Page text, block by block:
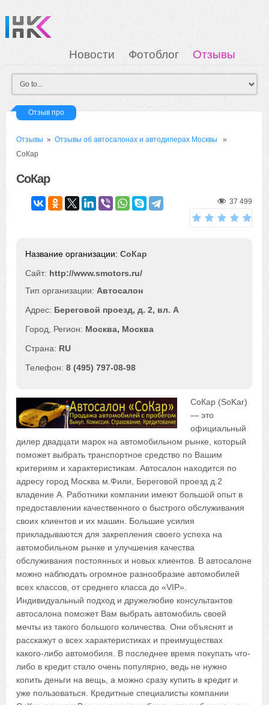
Новости Фотоблог
Отзывы
Загрузка
Мои Картинки Вход
Отзыв про
Отзывы »Отзывы об автосалонах и автодилерах Москвы »
СоКар
СоКар
37 499
СоКар
Сайт: http://www.smotors.ru/
Автосалон
Береговой проезд, д. 2, вл. А
Москва, Москва
RU
8 (495) 797-08-98
СоКар (SoKar)
— это
официальный
дилер двадцати марок на автомобильном рынке, который
поможет выбрать транспортное средство по Вашим
критериям и характеристикам. Автосалон находится по
адресу город Москва м.Фили, Береговой проезд д.2
владение А. Работники компании имеют большой опыт в
предоставлении качественного о быстрого обслуживания
своих клиентов и их машин. Большие усилия
прикладываются для закрепления своего успеха на
автомобильном рынке и улучшения качества
обслуживания постоянных и новых клиентов. В автосалоне
можно наблюдать огромное разнообразие автомобилей
всех классов, от среднего класса до «VIP».
Индивидуальный подход и дружелюбие консультантов
автосалона поможет Вам выбрать автомобиль своей
мечты из такого большого количества. Они объяснят и
расскажут о всех характеристиках и преимуществах
какого-либо автомобиля. В последнее время покупать что-
либо в кредит стало очень популярно, ведь не нужно
копить деньги на вещь, а можно сразу купить в кредит и
уже пользоваться. Кредитные специалисты компании